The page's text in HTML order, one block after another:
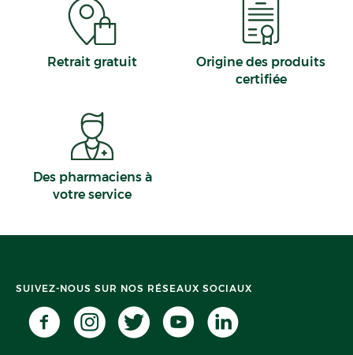
Retrait gratuit
Origine des produits
certifiée
Des pharmaciens à
votre service
SUIVEZ-NOUS SUR NOS RÉSEAUX SOCIAUX